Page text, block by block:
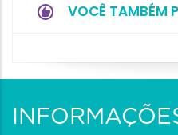
VOCÊ TAMBÉM